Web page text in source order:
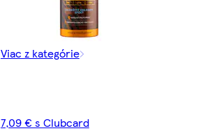
Viac z kategórie
7,09 € s Clubcard